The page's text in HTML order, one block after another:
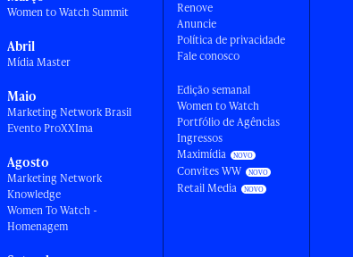
Women to Watch Summit
Abril
Mídia Master
Maio
Marketing Network Brasil
Evento ProXXIma
Agosto
Marketing Network
Knowledge
Women To Watch -
Homenagem
Renove
Anuncie
Política de privacidade
Fale conosco
Edição semanal
Women to Watch
Portfólio de Agências
Ingressos
Maximídia
Convites WW
Retail Media